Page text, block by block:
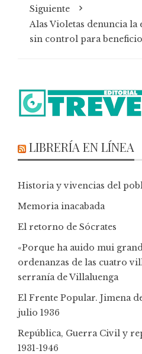
Siguiente
Alas Violetas denuncia la
sin control para
LIBRERÍA EN LÍNEA
Historia y vivencias del
Memoria inacabada
El retorno de Sócrates
«Porque ha auido mui
ordenanzas de las cuatro
serranía de Villaluenga
El Frente Popular. Jimena
julio 1936
República, Guerra Civil y
1931-1946